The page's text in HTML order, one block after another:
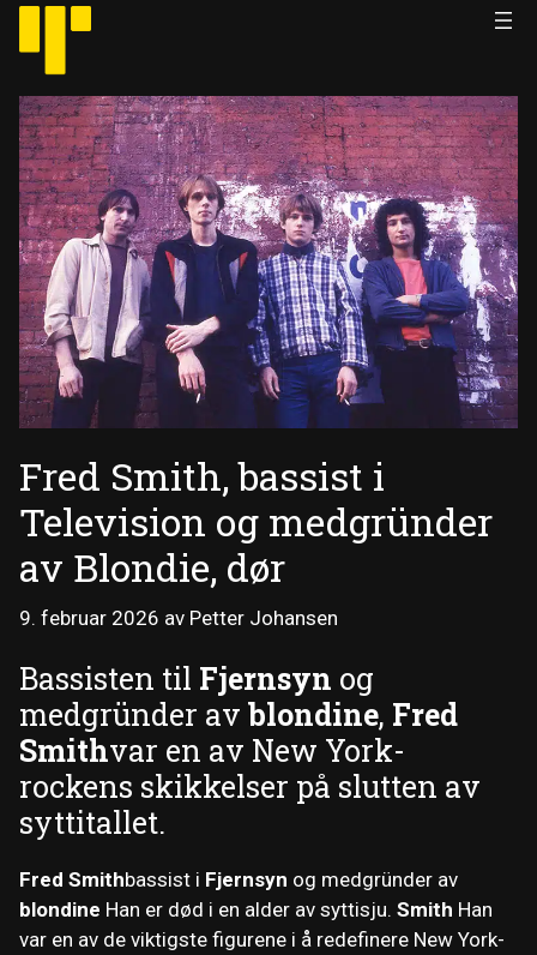
Hopp
innhold
Fred Smith, bassist i
Television og medgründer
av Blondie, dør
9. februar 2026 av Petter Johansen
Bassisten til Fjernsyn og
medgründer av blondine, Fred
Smithvar en av New York-
rockens skikkelser på slutten av
syttitallet.
Fred Smithbassist i Fjernsyn og medgründer av
blondine Han er død i en alder av syttisju. Smith Han
var en av de viktigste figurene i å redefinere New York-